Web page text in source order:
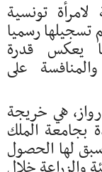
تونسية
تسجيلها رسميا
يعكس قدرة
على
هي خريجة
بجامعة الملك
لها الحصول